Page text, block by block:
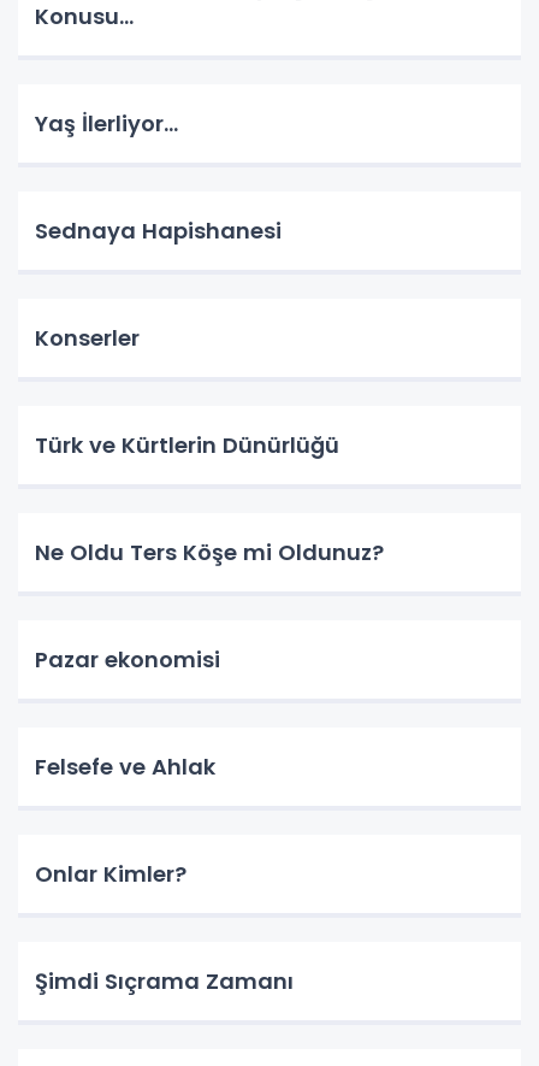
Konusu…
Yaş İlerliyor…
Sednaya Hapishanesi
Konserler
Türk ve Kürtlerin Dünürlüğü
Ne Oldu Ters Köşe mi Oldunuz?
Pazar ekonomisi
Felsefe ve Ahlak
Onlar Kimler?
Şimdi Sıçrama Zamanı